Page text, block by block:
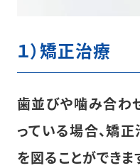
１）矯正治療
歯並びや噛み合わ
っている場合、矯
を図ることができま